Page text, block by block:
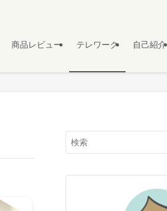
商品レビュー テレワーク 自己紹介